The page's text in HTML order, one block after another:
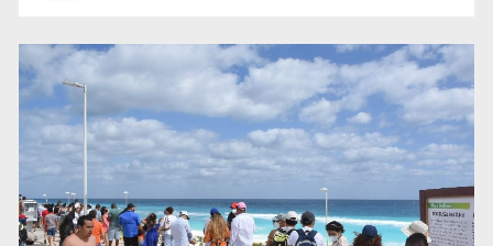
EU reanudará este sábado inspecciones de aguacate en
Michoacán